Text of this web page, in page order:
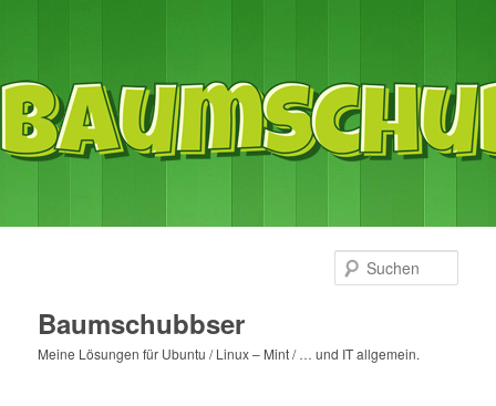
Baumschubbser
Meine Lösungen für Ubuntu / Linux – Mint / … und IT allgemein.